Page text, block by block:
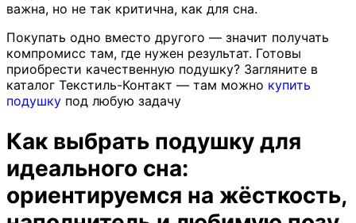
важна, но не так критична, как для сна.
Покупать одно вместо другого — значит получать
компромисс там, где нужен результат. Готовы
приобрести качественную подушку? Загляните в
каталог Текстиль-Контакт — там можно купить
подушку под любую задачу
Как выбрать подушку для
идеального сна:
ориентируемся на жёсткость,